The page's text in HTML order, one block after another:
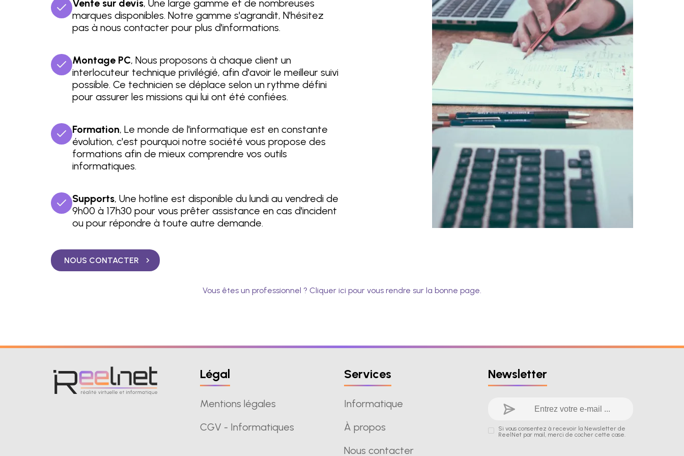
Vente sur devis, Une large gamme et de nombreuses
marques disponibles. Notre gamme s'agrandit, N'hésitez
pas à nous contacter pour plus d'informations.
Montage PC, Nous proposons à chaque client un
interlocuteur technique privilégié, afin d'avoir le meilleur suivi
possible. Ce technicien se déplace selon un rythme défini
pour assurer les missions qui lui ont été confiées.
Formation, Le monde de l'informatique est en constante
évolution, c'est pourquoi notre société vous propose des
formations afin de mieux comprendre vos outils
informatiques.
Supports, Une hotline est disponible du lundi au vendredi de
9h00 à 17h30 pour vous prêter assistance en cas d'incident
ou pour répondre à toute autre demande.
NOUS CONTACTER
Vous êtes un professionnel ? Cliquer ici pour vous rendre sur la bonne page.
Légal
Mentions légales
CGV - Informatiques
Services
Informatique
À propos
Nous contacter
Newsletter
Si vous consentez à recevoir la Newsletter de
ReelNet par mail, merci de cocher cette case.